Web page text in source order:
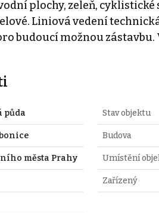
plochy, zeleň,
Liniová vedení
budoucí možnou
půda
města Prahy
Stav objektu
Budova
Umístění
Zařízený